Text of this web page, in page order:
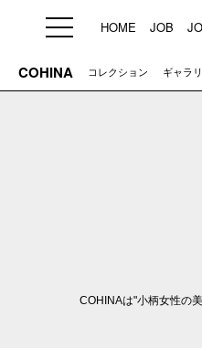
HOME JOB
プライバシーポリ
COHINA コレクション ギャラ
COHINAは"小柄女性の